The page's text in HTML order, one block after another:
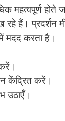
महत्वपूर्ण होते
हैं। प्रदर्शन
मदद करता है।
केंद्रित करें।
उठाएँ।